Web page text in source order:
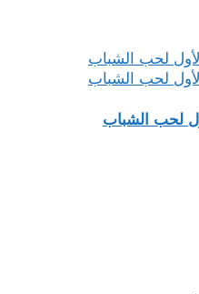
لحب الشباب